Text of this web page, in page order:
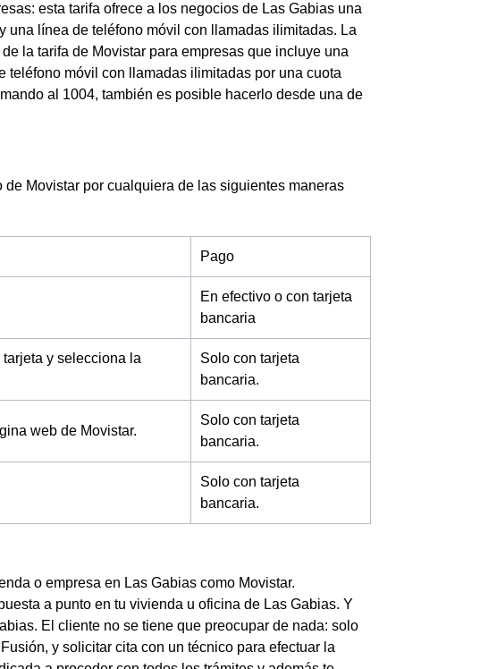
esta tarifa ofrece a los negocios de Las Gabias una
línea de teléfono móvil con llamadas ilimitadas. La
la tarifa de Movistar para empresas que incluye una
móvil con llamadas ilimitadas por una cuota
al 1004, también es posible hacerlo desde una de
Movistar por cualquiera de las siguientes maneras
Pago
En efectivo o con tarjeta
bancaria
y selecciona la
Solo con tarjeta
bancaria.
web de Movistar.
Solo con tarjeta
bancaria.
Solo con tarjeta
bancaria.
o empresa en Las Gabias como Movistar.
a punto en tu vivienda u oficina de Las Gabias. Y
El cliente no se tiene que preocupar de nada: solo
y solicitar cita con un técnico para efectuar la